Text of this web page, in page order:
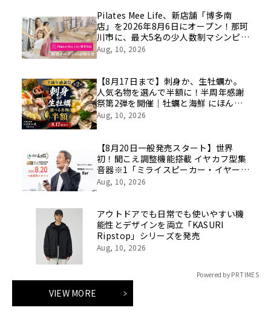
像を公開！
Pilates Mee Life、新店舗「博多南
店」を2026年8月6日にオープン！那珂
川市に、最大5名の少人数制マシンピラ
ティスが誕生
Aug, 10, 2026
【8月17日まで】刺身か、生牡蠣か。
人気名物を選んで半額に！半周年感謝
祭第2弾を開催｜牡蠣と海鮮 にほんい
ち 堺筋本町店
Aug, 10, 2026
【8月20日一般発売スタート】世界
初！聞こえ調整機能搭載 イヤカフ型集
音器※1「ミライスピーカー・イヤー」
｜GREEN FUNDINGで実施中の先行予
Aug, 10, 2026
アウトドアでも日常でも使いやすい機
能性とデザインを両立「KASURI
Ripstop」シリーズを発売
Aug, 10, 2026
Powered by PR TIMES
VIEW MORE